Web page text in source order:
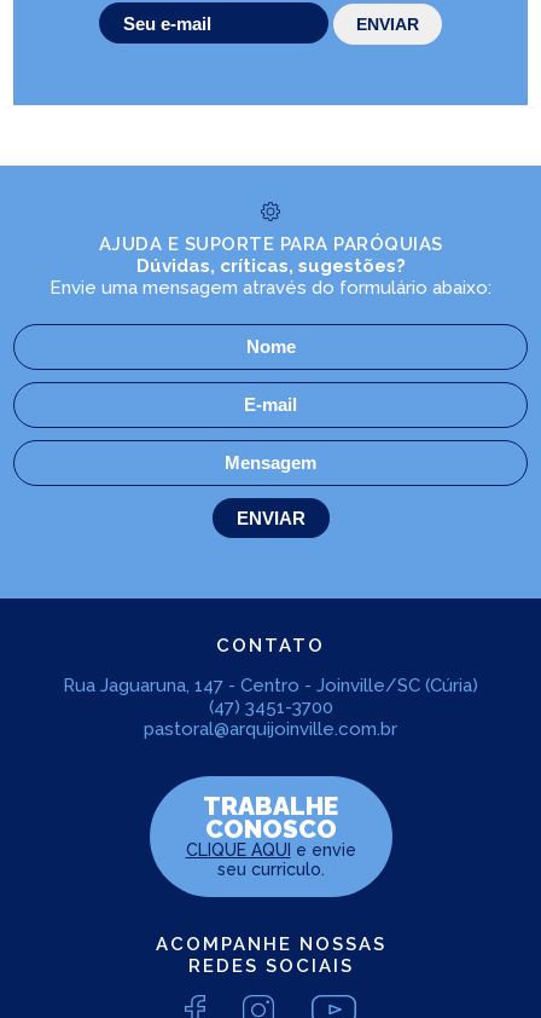
AJUDA E SUPORTE PARA PARÓQUIAS
Dúvidas, críticas, sugestões?
Envie uma mensagem através do formulário abaixo:
CONTATO
Rua Jaguaruna, 147 - Centro - Joinville/SC (Cúria)
(47) 3451-3700
pastoral@arquijoinville.com.br
TRABALHE
CONOSCO
CLIQUE AQUI e envie
seu curriculo.
ACOMPANHE NOSSAS
REDES SOCIAIS